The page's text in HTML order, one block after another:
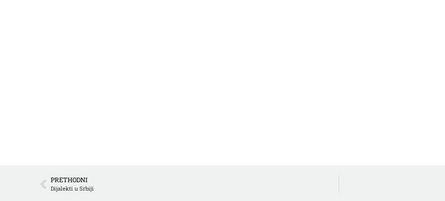
PRETHODNI
Dijalekti u Srbiji